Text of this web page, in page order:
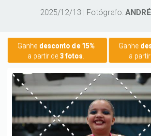
2025/12/13 | Fotógrafo:
Ganhe desconto de 15%
a partir de 3 fotos
Ganhe
a